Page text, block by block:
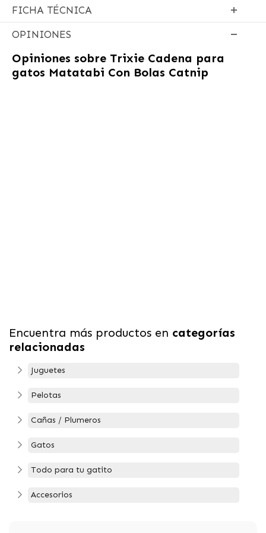
FICHA TÉCNICA
OPINIONES
Opiniones sobre Trixie Cadena para
gatos Matatabi Con Bolas Catnip
Encuentra más productos en categorías
relacionadas
Juguetes
Pelotas
Cañas / Plumeros
Gatos
Todo para tu gatito
Accesorios